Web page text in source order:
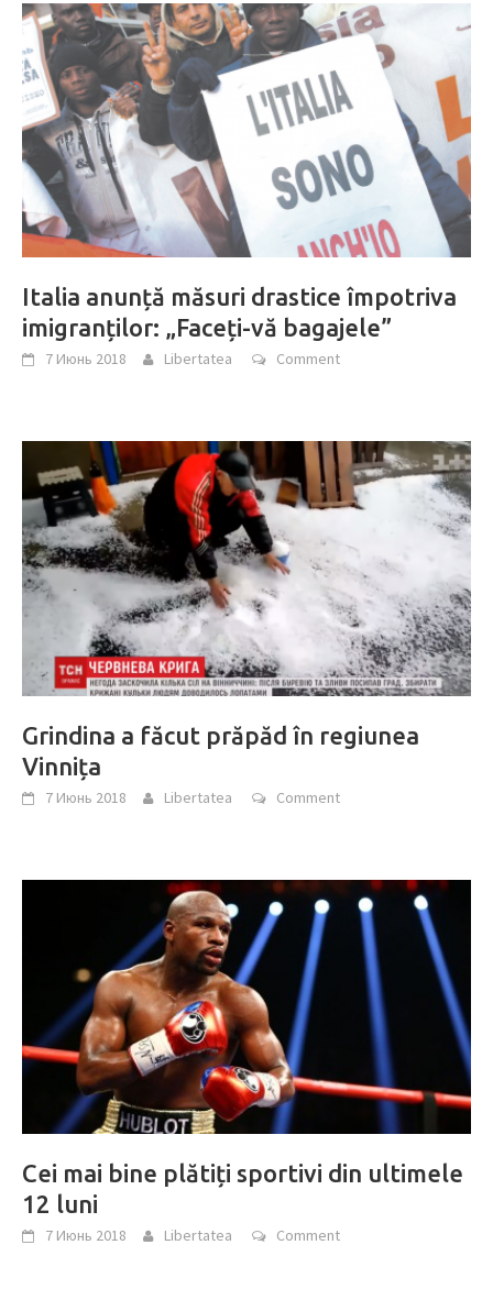
Italia anunță măsuri drastice împotriva
imigranților: „Faceți-vă bagajele”
7 Июнь 2018 Libertatea Comment
Grindina a făcut prăpăd în regiunea
Vinnița
7 Июнь 2018 Libertatea Comment
Cei mai bine plătiți sportivi din ultimele
12 luni
7 Июнь 2018 Libertatea Comment